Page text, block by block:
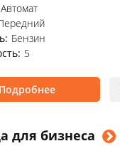
Автомат
Бензин
5
Подробнее
для бизнеса